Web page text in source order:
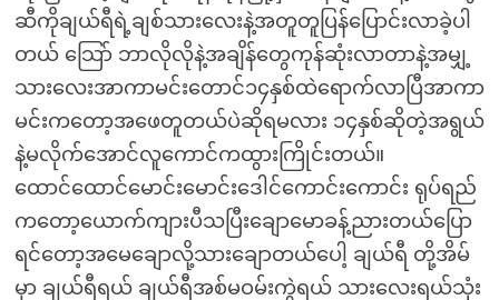
ဆီကိုချယ်ရီရဲ့ချစ်သားလေးနဲ့အတူတူပြန်ပြောင်းလာခဲ့ပါ
တယ် သြော် ဘာလိုလိုနဲ့အချိန်တွေကုန်ဆုံးလာတာနဲ့အမျှ့
သားလေးအာကာမင်းတောင်၁၄နှစ်ထဲရောက်လာပြီအာကာ
မင်းကတော့အဖေတူတယ်ပဲဆိုရမလား ၁၄နှစ်ဆိုတဲ့အရွယ်
နဲ့မလိုက်အောင်လူကောင်ကထွားကြိုင်းတယ်။
ထောင်ထောင်မောင်းမောင်းဒေါင်ကောင်းကောင်း ရုပ်ရည်
ကတော့ယောက်ကျားပီသပြီးချောမောခန့်ညားတယ်ပြော
ရင်တော့အမေချောလို့သားချောတယ်ပေါ့ ချယ်ရီ တို့အိမ်
မှာ ချယ်ရီရယ် ချယ်ရီအစ်မဝမ်းကွဲရယ် သားလေးရယ်သုံး